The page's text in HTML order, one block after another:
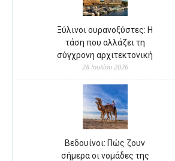
Ξύλινοι ουρανοξύστες: Η
τάση που αλλάζει τη
σύγχρονη αρχιτεκτονική
28 Ιουλίου 2026
Βεδουίνοι: Πώς ζουν
σήμερα οι νομάδες της